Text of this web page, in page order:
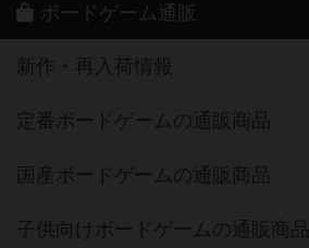
ボードゲーム通販
新作・再入荷情報
定番ボードゲームの通販商品
国産ボードゲームの通販商品
子供向けボードゲームの通販商品